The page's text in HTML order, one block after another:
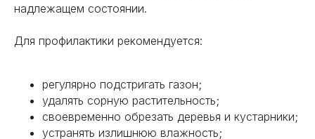
надлежащем состоянии.
Для профилактики рекомендуется:
регулярно подстригать газон;
удалять сорную растительность;
своевременно обрезать деревья и кустарники;
устранять излишнюю влажность;